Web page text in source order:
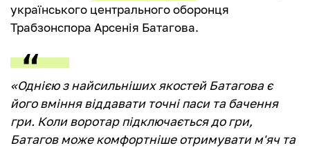
українського центрального оборонця
Трабзонспора Арсенія Батагова.
«Однією з найсильніших якостей Батагова є
його вміння віддавати точні паси та бачення
гри. Коли воротар підключається до гри,
Батагов може комфортніше отримувати м'яч та